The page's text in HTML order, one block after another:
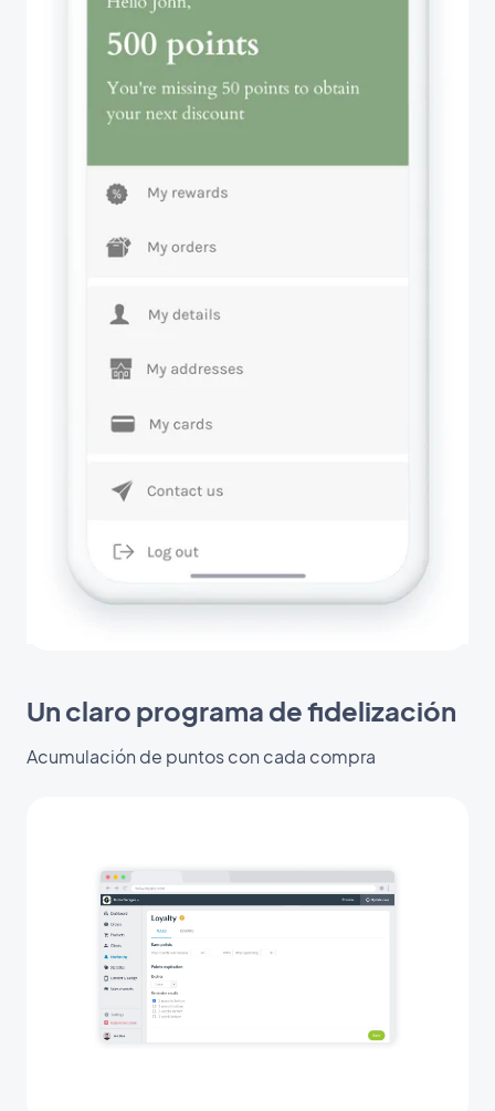
Un claro programa de fidelización
Acumulación de puntos con cada compra